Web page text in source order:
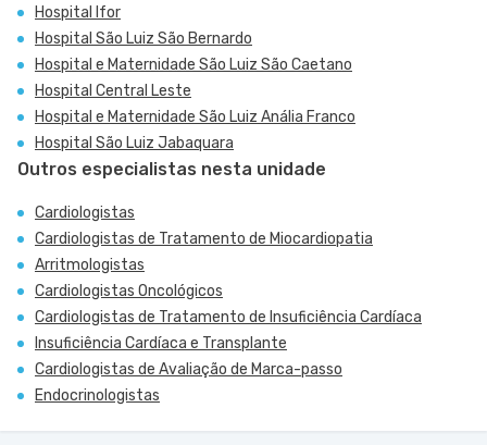
Hospital Ifor
Hospital São Luiz São Bernardo
Hospital e Maternidade São Luiz São Caetano
Hospital Central Leste
Hospital e Maternidade São Luiz Anália Franco
Hospital São Luiz Jabaquara
Outros especialistas nesta unidade
Cardiologistas
Cardiologistas de Tratamento de Miocardiopatia
Arritmologistas
Cardiologistas Oncológicos
Cardiologistas de Tratamento de Insuficiência Cardíaca
Insuficiência Cardíaca e Transplante
Cardiologistas de Avaliação de Marca-passo
Endocrinologistas